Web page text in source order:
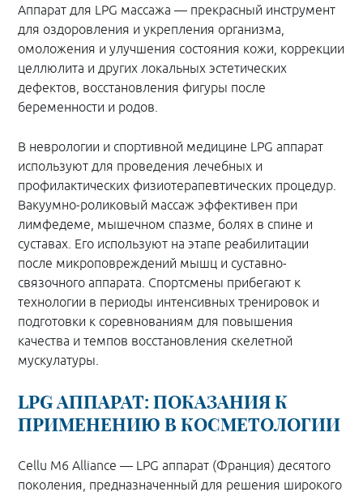
Аппарат для LPG массажа — прекрасный инструмент
для оздоровления и укрепления организма,
омоложения и улучшения состояния кожи, коррекции
целлюлита и других локальных эстетических
дефектов, восстановления фигуры после
беременности и родов.
В неврологии и спортивной медицине LPG аппарат
используют для проведения лечебных и
профилактических физиотерапевтических процедур.
Вакуумно-роликовый массаж эффективен при
лимфедеме, мышечном спазме, болях в спине и
суставах. Его используют на этапе реабилитации
после микроповреждений мышц и суставно-
связочного аппарата. Спортсмены прибегают к
технологии в периоды интенсивных тренировок и
подготовки к соревнованиям для повышения
качества и темпов восстановления скелетной
мускулатуры.
LPG АППАРАТ: ПОКАЗАНИЯ К
ПРИМЕНЕНИЮ В КОСМЕТОЛОГИИ
Cellu M6 Alliance — LPG аппарат (Франция) десятого
поколения, предназначенный для решения широкого